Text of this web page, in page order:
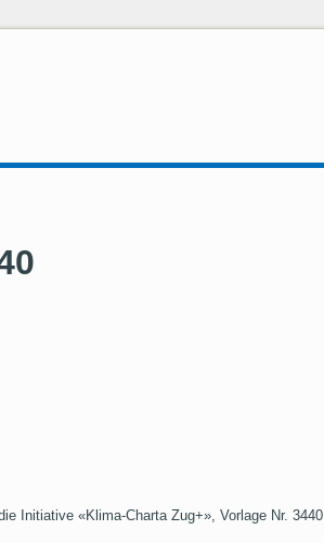
Initiative «Klima-Charta Zug+», Vorlage Nr. 3440